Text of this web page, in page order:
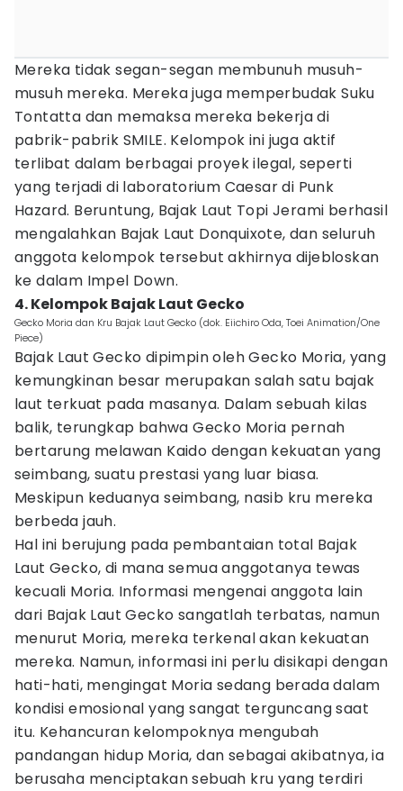
Mereka tidak segan-segan membunuh musuh-
musuh mereka. Mereka juga memperbudak Suku
Tontatta dan memaksa mereka bekerja di
pabrik-pabrik SMILE. Kelompok ini juga aktif
terlibat dalam berbagai proyek ilegal, seperti
yang terjadi di laboratorium Caesar di Punk
Hazard. Beruntung, Bajak Laut Topi Jerami berhasil
mengalahkan Bajak Laut Donquixote, dan seluruh
anggota kelompok tersebut akhirnya dijebloskan
ke dalam Impel Down.
4. Kelompok Bajak Laut Gecko
Gecko Moria dan Kru Bajak Laut Gecko (dok. Eiichiro Oda, Toei Animation/One
Piece)
Bajak Laut Gecko dipimpin oleh Gecko Moria, yang
kemungkinan besar merupakan salah satu bajak
laut terkuat pada masanya. Dalam sebuah kilas
balik, terungkap bahwa Gecko Moria pernah
bertarung melawan Kaido dengan kekuatan yang
seimbang, suatu prestasi yang luar biasa.
Meskipun keduanya seimbang, nasib kru mereka
berbeda jauh.
Hal ini berujung pada pembantaian total Bajak
Laut Gecko, di mana semua anggotanya tewas
kecuali Moria. Informasi mengenai anggota lain
dari Bajak Laut Gecko sangatlah terbatas, namun
menurut Moria, mereka terkenal akan kekuatan
mereka. Namun, informasi ini perlu disikapi dengan
hati-hati, mengingat Moria sedang berada dalam
kondisi emosional yang sangat terguncang saat
itu. Kehancuran kelompoknya mengubah
pandangan hidup Moria, dan sebagai akibatnya, ia
berusaha menciptakan sebuah kru yang terdiri